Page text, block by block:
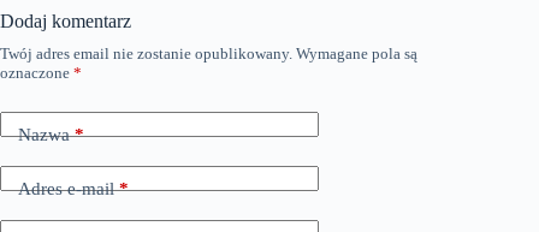
Dodaj komentarz
Twój adres email nie zostanie opublikowany. Wymagane pola są
oznaczone *
Nazwa*
Adres e-mail*